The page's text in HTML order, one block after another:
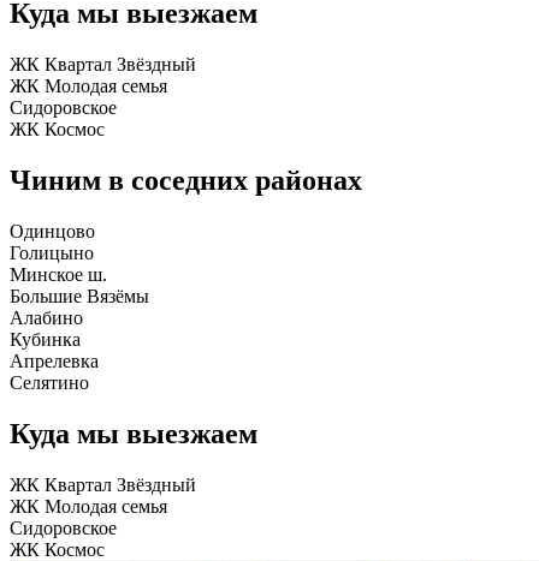
Куда мы выезжаем
ЖК Квартал Звёздный
ЖК Молодая семья
Сидоровское
ЖК Космос
Чиним в соседних районах
Одинцово
Голицыно
Минское ш.
Большие Вязёмы
Алабино
Кубинка
Апрелевка
Селятино
Куда мы выезжаем
ЖК Квартал Звёздный
ЖК Молодая семья
Сидоровское
ЖК Космос